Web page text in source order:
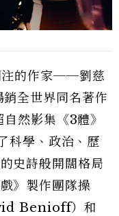
注的作家──劉慈
全世界同名著作
然影集《3體》
學、政治、歷
史詩般開闊格局
》製作團隊操
Benioff）和